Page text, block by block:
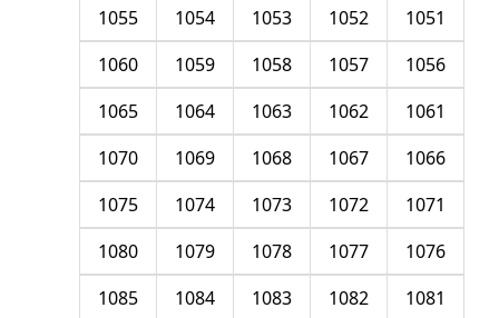
1051
1052
1053
1054
1055
1056
1057
1058
1059
1060
1061
1062
1063
1064
1065
1066
1067
1068
1069
1070
1071
1072
1073
1074
1075
1076
1077
1078
1079
1080
1081
1082
1083
1084
1085